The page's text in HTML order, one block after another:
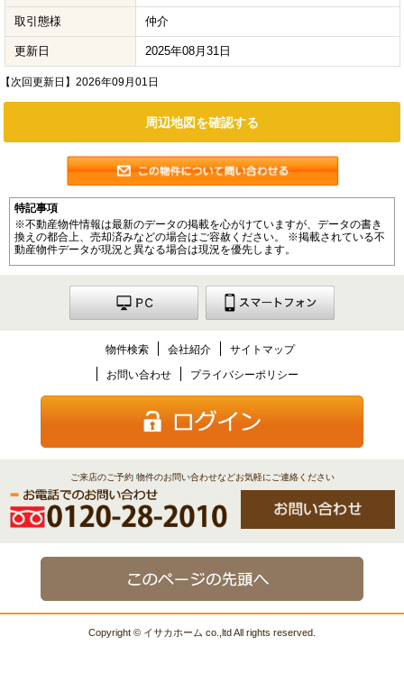
取引態様 仲介
更新日 2025年08月31日
【次回更新日】2026年09月01日
周辺地図を確認する
特記事項
※不動産物件情報は最新のデータの掲載を心がけていますが、データの書き
換えの都合上、売却済みなどの場合はご容赦ください。 ※掲載されている不
動産物件データが現況と異なる場合は現況を優先します。
物件検索 会社紹介
サイトマップ
お問い合わせ
プライバシーポリシー
ご来店のご予約 物件のお問い合わせなどお気軽にご連絡ください
Copyright © イサカホーム co.,ltd All rights reserved.